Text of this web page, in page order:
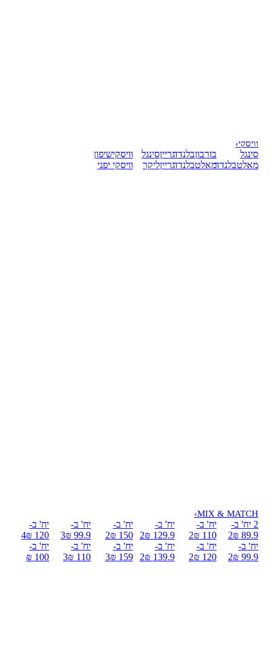
וויסקי›
סינגל
מאלטבלנדד
בורבוןבלנדד
מאלטבלנדד
גרייןסינגל
גרייןליקר
וויסקישיפון
וויסקי יפני
MIX & MATCH
›
2 יח' ב-
89.9 ₪
2
יח' ב-
99.9 ₪
2
יח' ב-
110 ₪
2
יח' ב-
120 ₪
2
יח' ב-
129.9 ₪
2
יח' ב-
139.9 ₪
2
יח' ב-
150 ₪
2
יח' ב-
159 ₪
3
יח' ב-
99.9 ₪
3
יח' ב-
110 ₪
3
יח' ב-
120 ₪
4
יח' ב-
100 ₪